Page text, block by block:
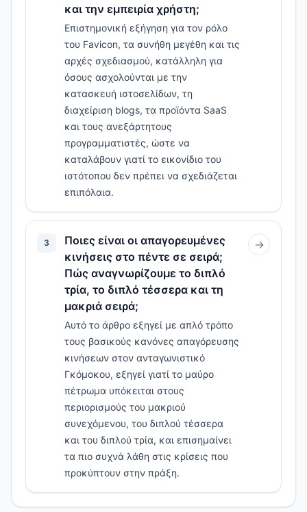
και την εμπειρία χρήστη;
Επιστημονική εξήγηση για τον ρόλο
του Favicon, τα συνήθη μεγέθη και τις
αρχές σχεδιασμού, κατάλληλη για
όσους ασχολούνται με την
κατασκευή ιστοσελίδων, τη
διαχείριση blogs, τα προϊόντα SaaS
και τους ανεξάρτητους
προγραμματιστές, ώστε να
καταλάβουν γιατί το εικονίδιο του
ιστότοπου δεν πρέπει να σχεδιάζεται
επιπόλαια.
3
Ποιες είναι οι απαγορευμένες
κινήσεις στο πέντε σε σειρά;
Πώς αναγνωρίζουμε το διπλό
τρία, το διπλό τέσσερα και τη
μακριά σειρά;
Αυτό το άρθρο εξηγεί με απλό τρόπο
τους βασικούς κανόνες απαγόρευσης
κινήσεων στον ανταγωνιστικό
Γκόμοκου, εξηγεί γιατί το μαύρο
πέτρωμα υπόκειται στους
περιορισμούς του μακριού
συνεχόμενου, του διπλού τέσσερα
και του διπλού τρία, και επισημαίνει
τα πιο συχνά λάθη στις κρίσεις που
προκύπτουν στην πράξη.
→